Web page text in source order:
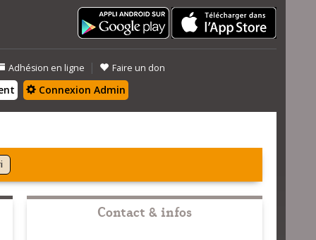
Adhésion en ligne | Faire un don
Connexion Admin
Contact & infos